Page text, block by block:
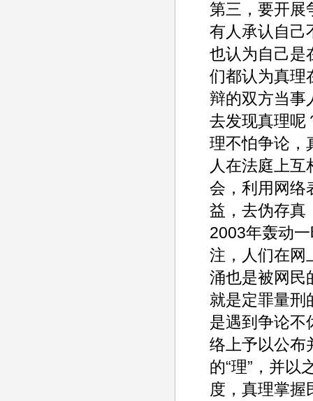
第三，要开展
有人承认自己
也认为自己是
们都认为真理
辩的双方当事
去发现真理呢
理不怕争论，
人在法庭上
会，利用网络
益，去伪存真
2003年轰动
注，人们在网
涌也是被网民
就是定罪量刑
是遇到争论不
络上予以公布
的“理”，并以
度，真理掌握